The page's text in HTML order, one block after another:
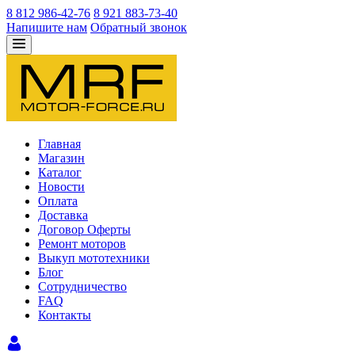
8 812 986-42-76 8 921 883-73-40
Напишите нам Обратный звонок
Главная
Магазин
Каталог
Новости
Оплата
Доставка
Договор Оферты
Ремонт моторов
Выкуп мототехники
Блог
Сотрудничество
FAQ
Контакты